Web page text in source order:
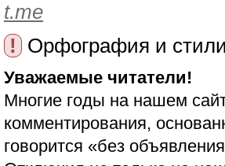
t.me
!
Орфография и
Уважаемые читатели!
Многие годы на нашем
комментирования,
говорится «без